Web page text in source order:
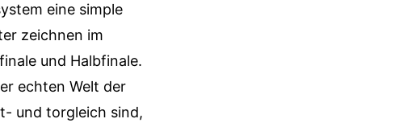
eine simple
zeichnen im
und Halbfinale.
echten Welt der
und torgleich sind,